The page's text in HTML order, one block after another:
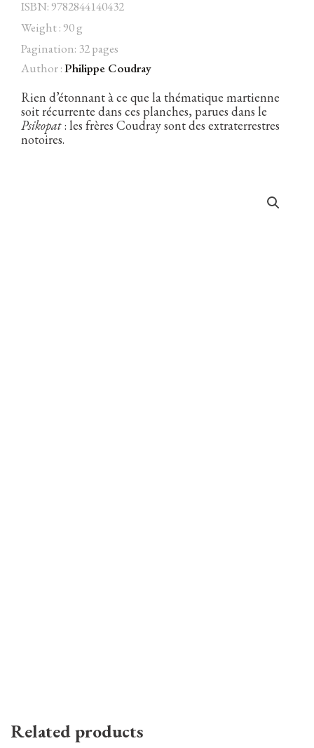
Facebook Instagram
ISBN: 9782844140432
Weight : 90 g
Pagination: 32 pages
Author :Philippe Coudray
Rien d’étonnant à ce que la thématique martienne
soit récurrente dans ces planches, parues dans le
Psikopat: les frères Coudray sont des extraterrestres
notoires.
Related products